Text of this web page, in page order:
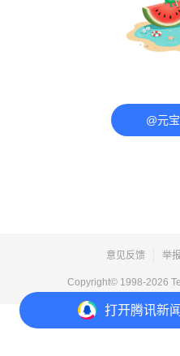
打开腾讯新
@元
意见反馈 举
Copyright© 1998-2026